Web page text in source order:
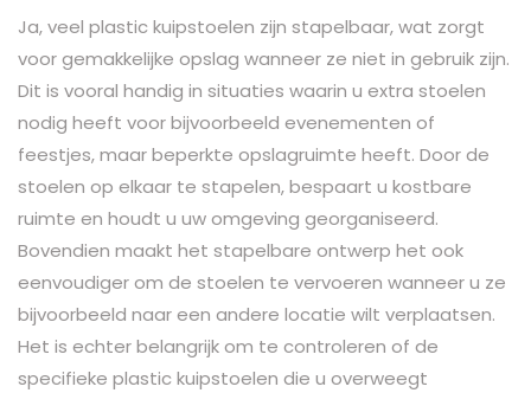
Ja, veel plastic kuipstoelen zijn stapelbaar, wat zorgt
voor gemakkelijke opslag wanneer ze niet in gebruik zijn.
Dit is vooral handig in situaties waarin u extra stoelen
nodig heeft voor bijvoorbeeld evenementen of
feestjes, maar beperkte opslagruimte heeft. Door de
stoelen op elkaar te stapelen, bespaart u kostbare
ruimte en houdt u uw omgeving georganiseerd.
Bovendien maakt het stapelbare ontwerp het ook
eenvoudiger om de stoelen te vervoeren wanneer u ze
bijvoorbeeld naar een andere locatie wilt verplaatsen.
Het is echter belangrijk om te controleren of de
specifieke plastic kuipstoelen die u overweegt